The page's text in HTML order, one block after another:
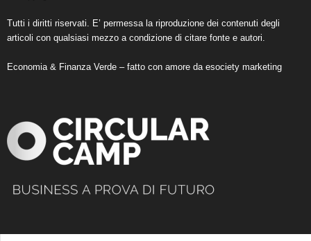
Tutti i diritti riservati. E’ permessa la riproduzione dei contenuti degli
articoli con qualsiasi mezzo a condizione di citare fonte e autori.
Economia & Finanza Verde – fatto con amore da esociety marketing